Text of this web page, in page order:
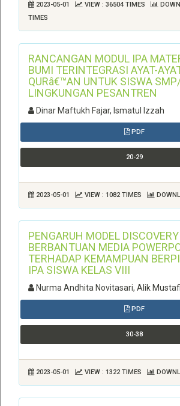
2023-05-01 VIEW : 36504 TIMES
TIMES
RANCANGAN MODUL IPA
BUMI TERINTEGRASI AYAT-
QURâ€™AN UNTUK SISWA
LINGKUNGAN PESANTREN
Dinar Maftukh Fajar, Ismatul Izzah
PDF
20-29
2023-05-01 VIEW : 1082 TIMES
PENGARUH MODEL
BERBANTUAN MEDIA
TERHADAP KEMAMPUAN
IPA SISWA KELAS VIII
Nurma Andhita Novitasari, Alik
PDF
30-38
2023-05-01 VIEW : 1322 TIMES